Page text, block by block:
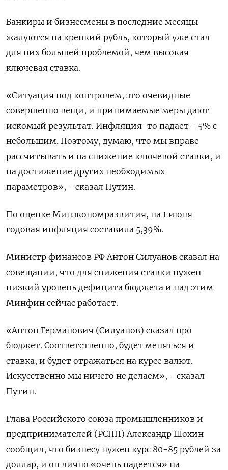
Банкиры и бизнесмены в последние месяцы
жалуются на крепкий рубль, который уже стал ​
для них большей ​проблемой, чем высокая
ключевая ‌ставка.
«Ситуация под контролем, это очевидные
совершенно вещи, и принимаемые меры дают
искомый ​результат. Инфляция-то падает - 5% с
небольшим. Поэтому, думаю, что мы вправе
рассчитывать и на снижение ключевой ставки, и
на достижение других необходимых
параметров», - сказал Путин.
По оценке Минэкономразвития, на 1 июня
годовая инфляция составила 5,39%.
Министр финансов РФ Антон Силуанов сказал на
совещании, что для снижения ставки нужен
низкий уровень дефицита бюджета и над этим
Минфин сейчас ​работает.
«Антон Германович (Силуанов) сказал про
⁠бюджет. Соответственно, будет меняться и
ставка, и будет отражаться на курсе валют.
Искусственно мы ничего не делаем», - сказал
‌Путин.
Глава Российского союза промышленников и
предпринимателей (РСПП) Александр Шохин
сообщил, что ‌бизнесу нужен курс 80-85 рублей за
доллар, и он лично «очень надеется» на